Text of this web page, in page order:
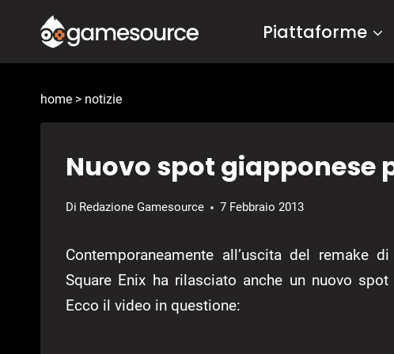
contenuto
Piattaforme
home > notizie
Nuovo spot giapponese
Di Redazione Gamesource 7 Febbraio 2013
Contemporaneamente all’uscita del remake
Square Enix ha rilasciato anche un nuovo
Ecco il video in questione: